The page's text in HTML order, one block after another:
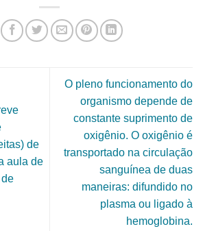
de
aula de
O pleno funcionamento do
organismo depende de
constante suprimento de
oxigênio. O oxigênio é
transportado na circulação
sanguínea de duas
maneiras: difundido no
plasma ou ligado à
hemoglobina.